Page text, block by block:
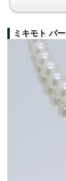
ミキモト パ